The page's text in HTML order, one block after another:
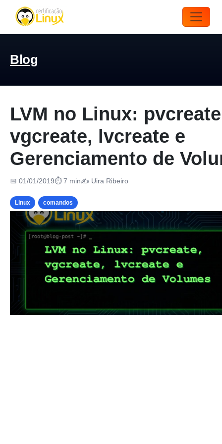
Blog
LVM no Linux:
vgcreate, lvcreate e
Gerenciamento de
📅 01/01/2019⏱ 7 min✍️ Uira Ribeiro
Linux comandos